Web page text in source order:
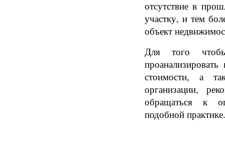
отсутствие в
участку, и тем
объект
Для того
стоимости, а
организации,
обращаться к
подобной практике.